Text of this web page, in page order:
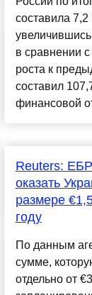
составила
в сравнении
роста к
составил
финансовой
Reuters:
оказать
размере
году
По данным
сумме,
отдельно от